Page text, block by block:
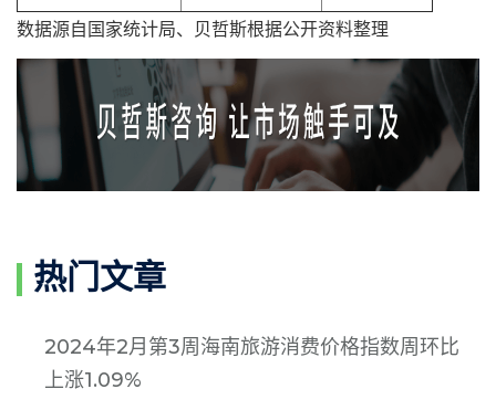
数据源自国家统计局、贝哲斯根据公开资料整理
热门文章
2024年2月第3周海南旅游消费价格指数周环比
上涨1.09%